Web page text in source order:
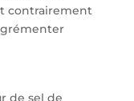
contrairement
de sel de